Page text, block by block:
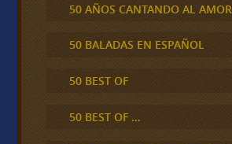
50 AÑOS CANTANDO AL AMOR
50 BALADAS EN ESPAÑOL
50 BEST OF
50 BEST OF …